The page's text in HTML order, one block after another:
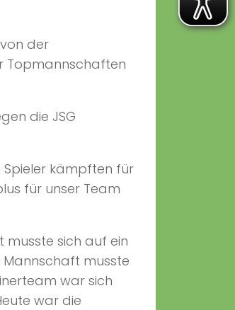
der
Topmannschaften
die JSG
Spieler kämpften für
für unser Team
musste sich auf ein
musste
war sich
war die